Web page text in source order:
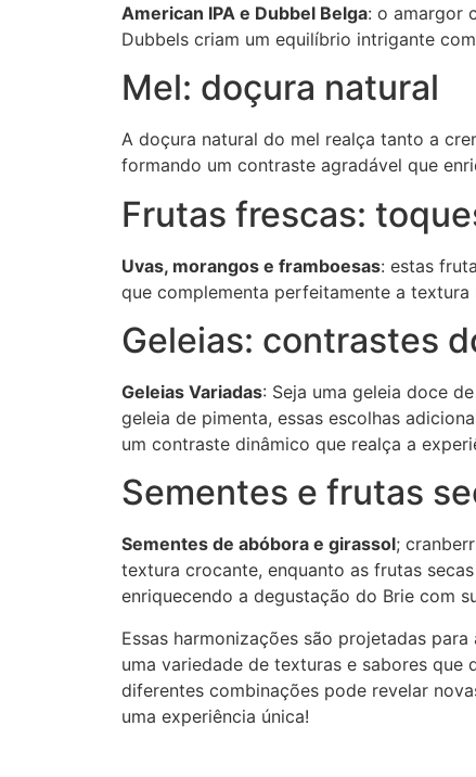
American IPA e Dubbel Belga: o amargor
Dubbels criam um equilíbrio intrigante
Mel: doçura natural
A doçura natural do mel realça tanto a
formando um contraste agradável que
Frutas frescas:
Uvas, morangos e framboesas: estas
que complementa perfeitamente a textura
Geleias: contrastes
Geleias Variadas: Seja uma geleia doce
geleia de pimenta, essas escolhas
um contraste dinâmico que realça a
Sementes e frutas
Sementes de abóbora e girassol;
textura crocante, enquanto as frutas
enriquecendo a degustação do Brie com
Essas harmonizações são projetadas
uma variedade de texturas e sabores que
diferentes combinações pode revelar
uma experiência única!